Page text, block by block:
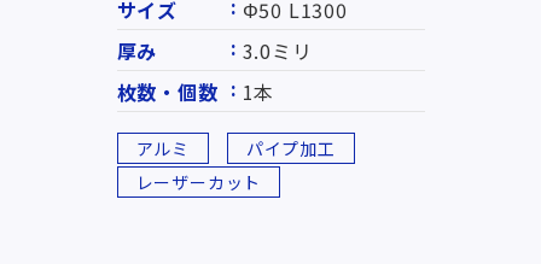
サイズ
Φ50 L1300
厚み
3.0ミリ
枚数・個数
1本
アルミ
パイプ加工
レーザーカット